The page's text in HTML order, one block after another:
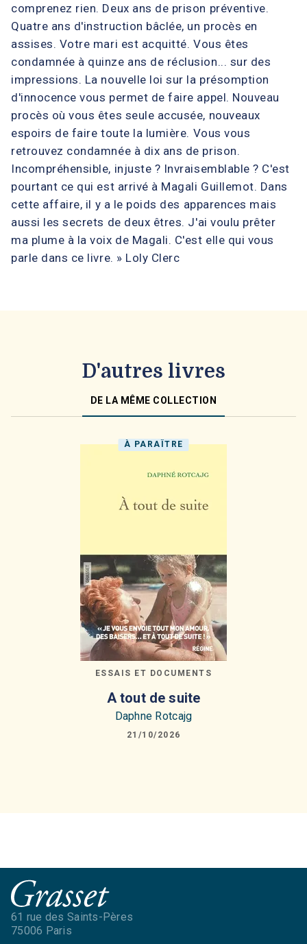
comprenez rien. Deux ans de prison préventive.
Quatre ans d'instruction bâclée, un procès en
assises. Votre mari est acquitté. Vous êtes
condamnée à quinze ans de réclusion... sur des
impressions. La nouvelle loi sur la présomption
d'innocence vous permet de faire appel. Nouveau
procès où vous êtes seule accusée, nouveaux
espoirs de faire toute la lumière. Vous vous
retrouvez condamnée à dix ans de prison.
Incompréhensible, injuste ? Invraisemblable ? C'est
pourtant ce qui est arrivé à Magali Guillemot. Dans
cette affaire, il y a le poids des apparences mais
aussi les secrets de deux êtres. J'ai voulu prêter
ma plume à la voix de Magali. C'est elle qui vous
parle dans ce livre. » Loly Clerc
D'autres livres
DE LA MÊME COLLECTION
À PARAÎTRE
ESSAIS ET DOCUMENTS
A tout de suite
Daphne Rotcajg
21/10/2026
61 rue des Saints-Pères
75006 Paris